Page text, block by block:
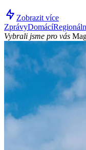
Zobrazit více
ZprávyDomácí
Vybrali jsme pro vás